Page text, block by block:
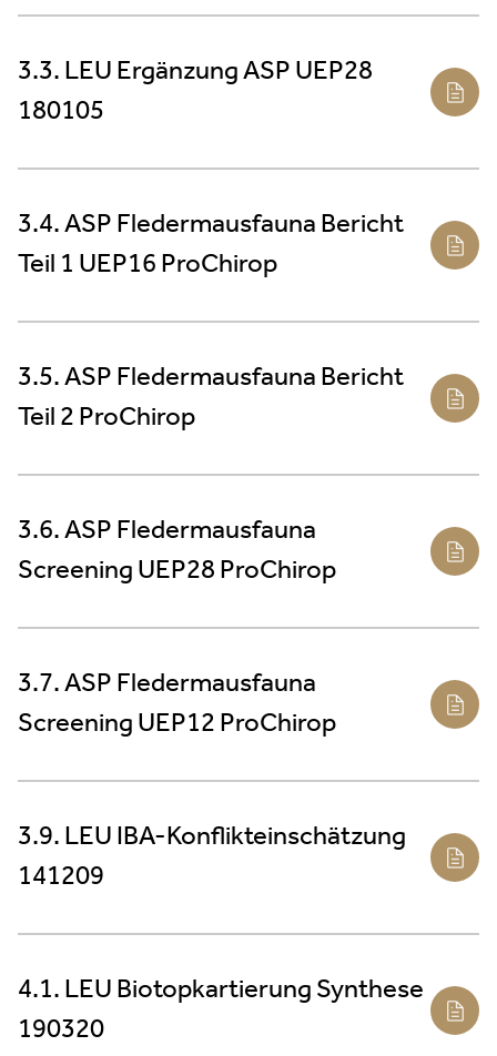
3.3. LEU Ergänzung ASP UEP28
180105
3.4. ASP Fledermausfauna Bericht
Teil 1 UEP16 ProChirop
3.5. ASP Fledermausfauna Bericht
Teil 2 ProChirop
3.6. ASP Fledermausfauna
Screening UEP28 ProChirop
3.7. ASP Fledermausfauna
Screening UEP12 ProChirop
3.9. LEU IBA-Konflikteinschätzung
141209
4.1. LEU Biotopkartierung Synthese
190320